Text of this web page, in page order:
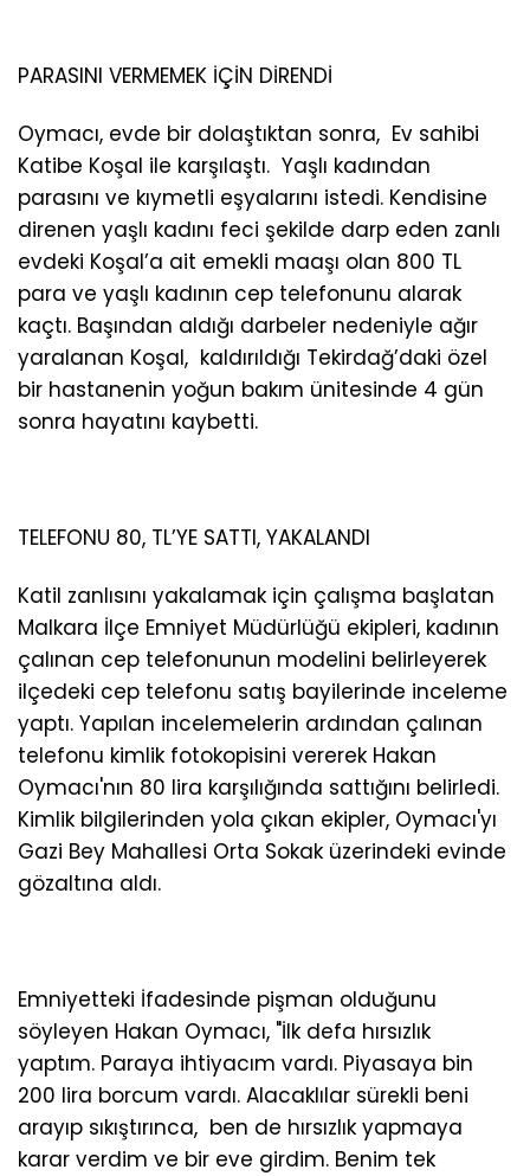
PARASINI VERMEMEK İÇİN DİRENDİ
Oymacı, evde bir dolaştıktan sonra, Ev sahibi
Katibe Koşal ile karşılaştı. Yaşlı kadından
parasını ve kıymetli eşyalarını istedi. Kendisine
direnen yaşlı kadını feci şekilde darp eden zanlı
evdeki Koşal’a ait emekli maaşı olan 800 TL
para ve yaşlı kadının cep telefonunu alarak
kaçtı. Başından aldığı darbeler nedeniyle ağır
yaralanan Koşal, kaldırıldığı Tekirdağ’daki özel
bir hastanenin yoğun bakım ünitesinde 4 gün
sonra hayatını kaybetti.
TELEFONU 80, TL’YE SATTI, YAKALANDI
Katil zanlısını yakalamak için çalışma başlatan
Malkara İlçe Emniyet Müdürlüğü ekipleri, kadının
çalınan cep telefonunun modelini belirleyerek
ilçedeki cep telefonu satış bayilerinde inceleme
yaptı. Yapılan incelemelerin ardından çalınan
telefonu kimlik fotokopisini vererek Hakan
Oymacı'nın 80 lira karşılığında sattığını belirledi.
Kimlik bilgilerinden yola çıkan ekipler, Oymacı'yı
Gazi Bey Mahallesi Orta Sokak üzerindeki evinde
gözaltına aldı.
Emniyetteki İfadesinde pişman olduğunu
söyleyen Hakan Oymacı, "İlk defa hırsızlık
yaptım. Paraya ihtiyacım vardı. Piyasaya bin
200 lira borcum vardı. Alacaklılar sürekli beni
arayıp sıkıştırınca, ben de hırsızlık yapmaya
karar verdim ve bir eve girdim. Benim tek